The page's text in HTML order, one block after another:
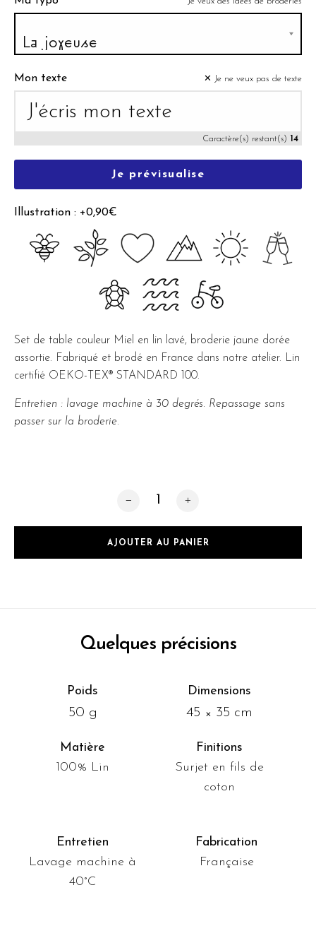
Mon texte ✕ Je ne veux pas de texte
Caractère(s) restant(s) 14
Je prévisualise
Illustration : +0,90€
Set de table couleur Miel en lin lavé, broderie jaune dorée
assortie. Fabriqué et brodé en France dans notre atelier. Lin
certifié OEKO-TEX® STANDARD 100.
Entretien : lavage machine à 30 degrés. Repassage sans
passer sur la broderie.
quantité de Miel
AJOUTER AU PANIER
Quelques précisions
Poids
50 g
Dimensions
45 × 35 cm
Matière
100% Lin
Finitions
Surjet en fils de
coton
Entretien
Lavage machine à
40°C
Fabrication
Française